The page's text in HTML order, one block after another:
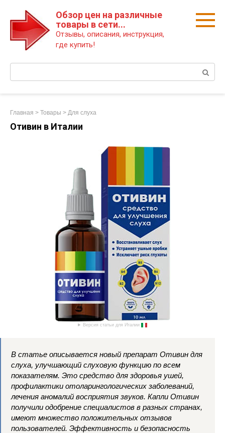
Обзор цен на различные
товары в сети...
Отзывы, описания, инструкция,
где купить!
Главная > Товары > Для слуха
Отивин в Италии
Версия статьи для Италии
В статье описывается новый препарат Отивин для
слуха, улучшающий слуховую функцию по всем
показателям. Это средство для здоровья ушей,
профилактики отоларингологических заболеваний,
лечения аномалий восприятия звуков. Капли Отивин
получили одобрение специалистов в разных странах,
имеют множество положительных отзывов
пользователей. Эффективность и безопасность